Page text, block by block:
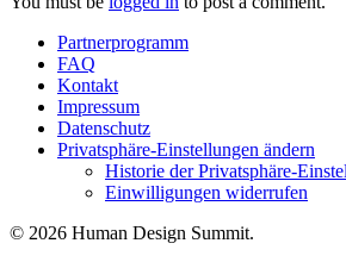
Partnerprogramm
FAQ
Kontakt
Impressum
Datenschutz
Privatsphäre-Einstellungen ändern
Historie der Privatsphäre-
Einwilligungen widerrufen
© 2026 Human Design Summit.